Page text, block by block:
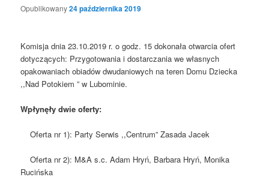
Opublikowany24 października 2019
Komisja dnia 23.10.2019 r. o godz. 15 dokonała otwarcia ofert
dotyczących: Przygotowania i dostarczania we własnych
opakowaniach obiadów dwudaniowych na teren Domu Dziecka
,,Nad Potokiem ” w Lubominie.
Wpłynęły dwie oferty:
Oferta nr 1): Party Serwis ,,Centrum” Zasada Jacek
Oferta nr 2): M&A s.c. Adam Hryń, Barbara Hryń, Monika
Rucińska